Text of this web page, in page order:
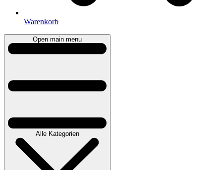
Warenkorb
Open main menu
Alle Kategorien